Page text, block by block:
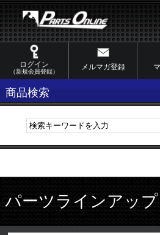
ログイン
（新規会員登録）
メルマガ登録
商品検索
パーツラインアップ